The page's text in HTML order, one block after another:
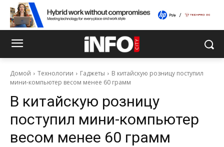
Домой Технологии Гаджеты
В китайскую розницу поступил
мини-компьютер весом менее 60 грамм
В китайскую розницу
поступил мини-компьютер
весом менее 60 грамм